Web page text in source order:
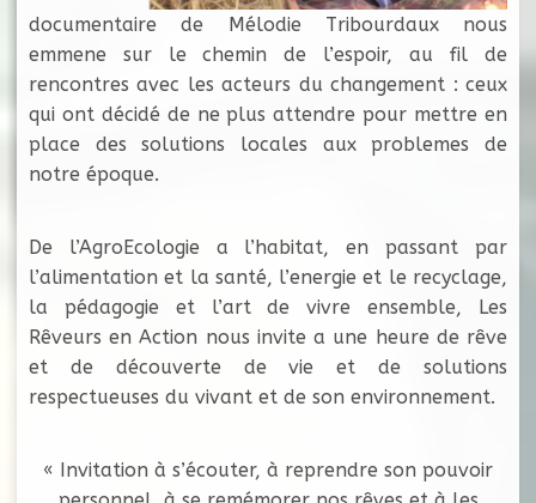
documentaire de Mélodie Tribourdaux nous
emmene sur le chemin de l’espoir, au fil de
rencontres avec les acteurs du changement : ceux
qui ont décidé de ne plus attendre pour mettre en
place des solutions locales aux problemes de
notre époque.
De l’AgroEcologie a l’habitat, en passant par
l’alimentation et la santé, l’energie et le recyclage,
la pédagogie et l’art de vivre ensemble, Les
Rêveurs en Action nous invite a une heure de rêve
et de découverte de vie et de solutions
respectueuses du vivant et de son environnement.
« Invitation à s’écouter, à reprendre son pouvoir